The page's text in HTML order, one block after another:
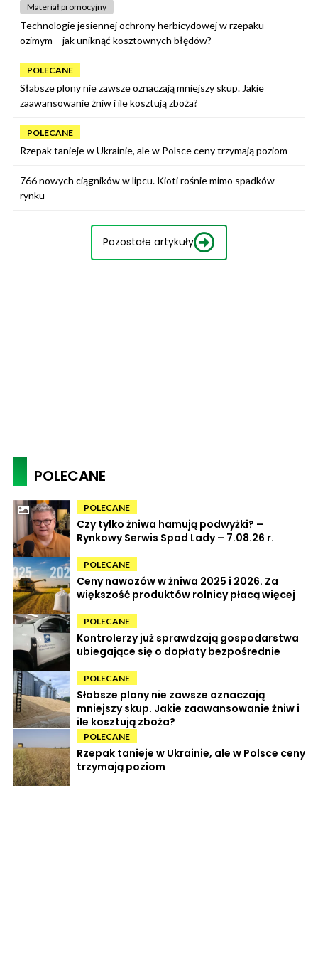
Materiał promocyjny
Technologie jesiennej ochrony herbicydowej w rzepaku
ozimym – jak uniknąć kosztownych błędów?
POLECANE
Słabsze plony nie zawsze oznaczają mniejszy skup. Jakie
zaawansowanie żniw i ile kosztują zboża?
POLECANE
Rzepak tanieje w Ukrainie, ale w Polsce ceny trzymają poziom
766 nowych ciągników w lipcu. Kioti rośnie mimo spadków
rynku
Pozostałe artykuły
POLECANE
POLECANE
Czy tylko żniwa hamują podwyżki? –
Rynkowy Serwis Spod Lady – 7.08.26 r.
POLECANE
Ceny nawozów w żniwa 2025 i 2026. Za
większość produktów rolnicy płacą więcej
POLECANE
Kontrolerzy już sprawdzają gospodarstwa
ubiegające się o dopłaty bezpośrednie
POLECANE
Słabsze plony nie zawsze oznaczają
mniejszy skup. Jakie zaawansowanie żniw i
ile kosztują zboża?
POLECANE
Rzepak tanieje w Ukrainie, ale w Polsce ceny
trzymają poziom